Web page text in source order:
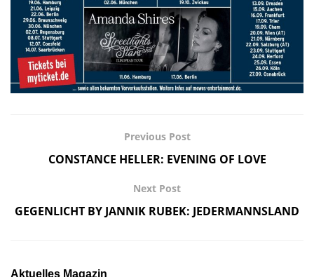
Previous Post
CONSTANCE HELLER: EVENING OF LOVE
Next Post
GEGENLICHT BY JANNIK RUBEK: JEDERMANNSLAND
Aktuelles Magazin